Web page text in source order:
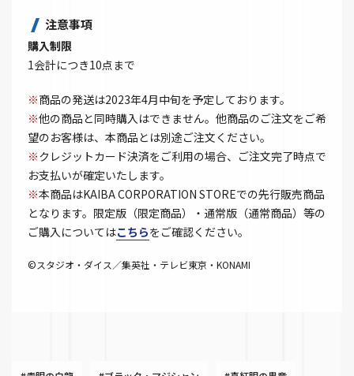
注意事項
購入制限
1会計につき10点まで
※商品の発送は2023年4月中旬を予定しております。
※他の商品と同時購入はできません。他商品のご注文をご希
望のお客様は、本商品とは別途ご注文ください。
※クレジットカード決済をご利用の場合、ご注文完了時点で
お支払いが確定いたします。
※本商品はKAIBA CORPORATION STOREでの先行販売商品
となります。限定版（限定商品）・通常版（通常商品）等の
ご購入についてはこちらをご確認ください。
©スタジオ・ダイス／集英社・テレビ東京・KONAMI